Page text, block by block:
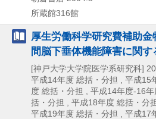
所蔵館316館
厚生労働科学研究費補助
間脳下垂体機能障害に関
[神戸大学大学院医学系研究科]
平成14年度 総括・分担 , 平成15
度 総括・分担 , 平成14年度-16
括・分担 , 平成18年度 総括・分
平成19年度 総括・分担 , 平成17